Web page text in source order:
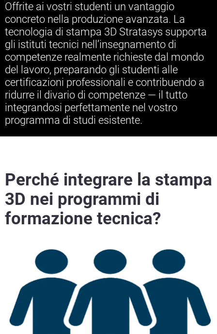
Offrite ai vostri studenti un vantaggio
concreto nella produzione avanzata. La
tecnologia di stampa 3D Stratasys supporta
gli istituti tecnici nell’insegnamento di
competenze realmente richieste dal mondo
del lavoro, preparando gli studenti alle
certificazioni professionali e contribuendo a
ridurre il divario di competenze — il tutto
integrandosi perfettamente nel vostro
programma di studi esistente.
Perché integrare la stampa
3D nei programmi di
formazione tecnica?